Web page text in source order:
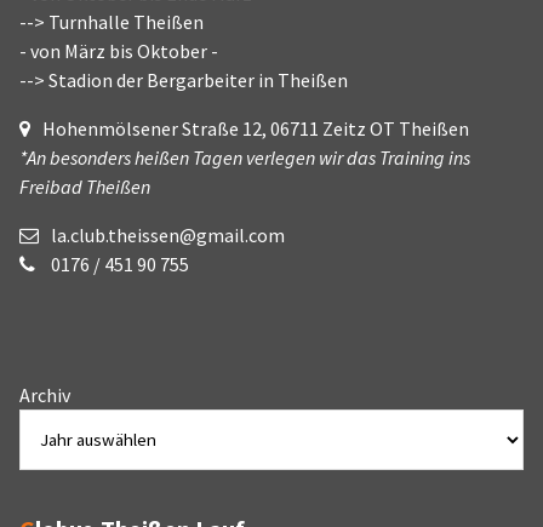
--> Turnhalle Theißen
- von März bis Oktober -
--> Stadion der Bergarbeiter in Theißen
Hohenmölsener Straße 12, 06711 Zeitz OT Theißen
*An besonders heißen Tagen verlegen wir das Training ins
Freibad Theißen
la.club.theissen@gmail.com
0176 / 451 90 755
Archiv